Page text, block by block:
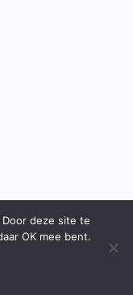
deze site te
OK mee bent.